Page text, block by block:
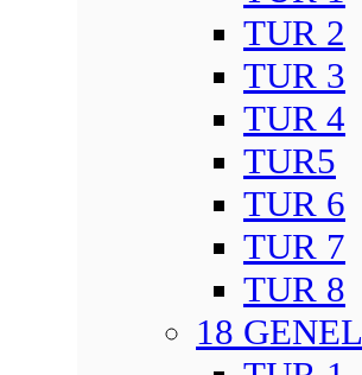
TUR 2
TUR 3
TUR 4
TUR5
TUR 6
TUR 7
TUR 8
18 GENEL